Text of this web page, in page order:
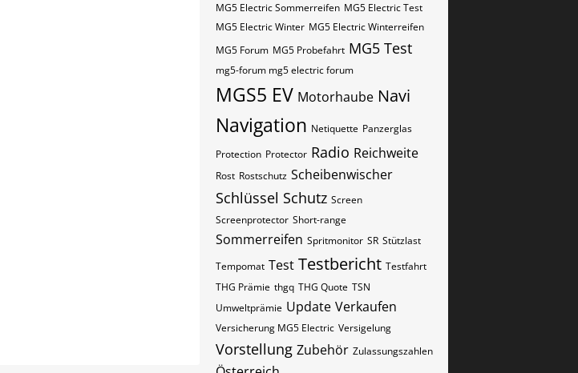
MG5 Electric Sommerreifen MG5 Electric Test
MG5 Electric Winter MG5 Electric Winterreifen
MG5 Forum MG5 Probefahrt MG5 Test
mg5-forum mg5 electric forum
MGS5 EV Motorhaube Navi
Navigation Netiquette Panzerglas
Protection Protector Radio Reichweite
Rost Rostschutz Scheibenwischer
Schlüssel Schutz Screen
Screenprotector Short-range
Sommerreifen Spritmonitor SR Stützlast
Tempomat Test Testbericht Testfahrt
THG Prämie thgq THG Quote TSN
Umweltprämie Update Verkaufen
Versicherung MG5 Electric Versigelung
Vorstellung Zubehör Zulassungszahlen